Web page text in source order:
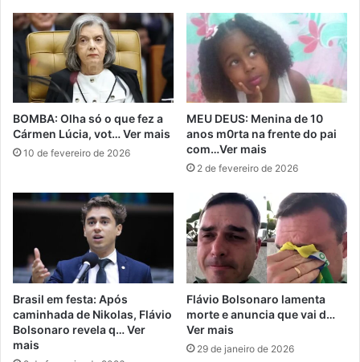
BOMBA: Olha só o que fez a
Cármen Lúcia, vot… Ver mais
10 de fevereiro de 2026
MEU DEUS: Menina de 10
anos m0rta na frente do pai
com…Ver mais
2 de fevereiro de 2026
Brasil em festa: Após
caminhada de Nikolas, Flávio
Bolsonaro revela q… Ver
mais
Flávio Bolsonaro lamenta
morte e anuncia que vai d…
Ver mais
29 de janeiro de 2026